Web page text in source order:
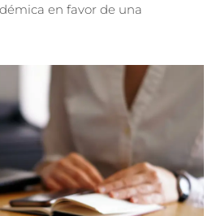
en favor de una